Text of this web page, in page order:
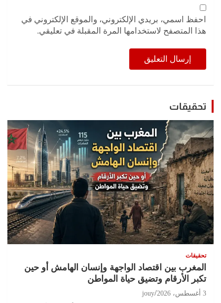
احفظ اسمي، بريدي الإلكتروني، والموقع الإلكتروني في
هذا المتصفح لاستخدامها المرة المقبلة في تعليقي.
تحقيقات
تحقيقات
المغرب بين اقتصاد الواجهة وإنسان الهامش أو حين
تكبر الأرقام وتضيق حياة المواطن
3 أغسطس، 2026 jouy